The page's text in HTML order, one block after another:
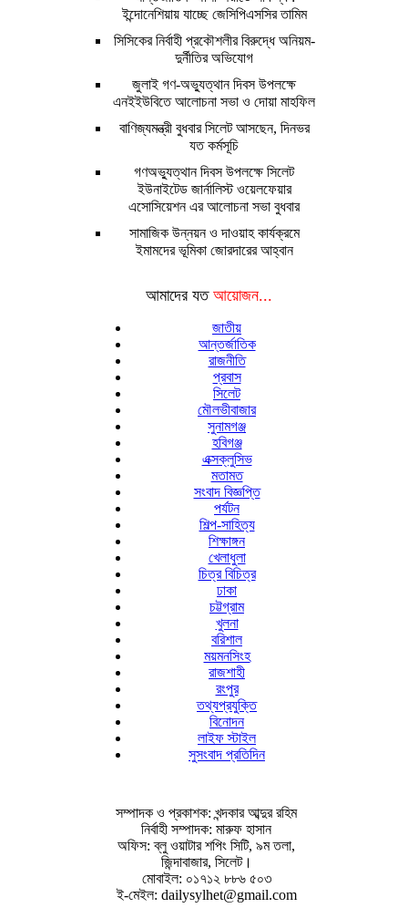
ইন্দোনেশিয়ায় যাচ্ছে জেসিপিএসসির তামিম
সিসিকের নির্বাহী প্রকৌশলীর বিরুদ্ধে অনিয়ম-
দুর্নীতির অভিযোগ
জুলাই গণ-অভ্যুত্থান দিবস উপলক্ষে
এনইইউবিতে আলোচনা সভা ও দোয়া মাহফিল
বাণিজ্যমন্ত্রী বুধবার সিলেট আসছেন, দিনভর
যত কর্মসূচি
গণঅভ্যুত্থান দিবস উপলক্ষে সিলেট
ইউনাইটেড জার্নালিস্ট ওয়েলফেয়ার
এসোসিয়েশন এর আলোচনা সভা বুধবার
সামাজিক উন্নয়ন ও দাওয়াহ কার্যক্রমে
ইমামদের ভূমিকা জোরদারের আহ্বান
আমাদের যত আয়োজন...
জাতীয়
আন্তর্জাতিক
রাজনীতি
প্রবাস
সিলেট
মৌলভীবাজার
সুনামগঞ্জ
হবিগঞ্জ
এক্সক্লুসিভ
মতামত
সংবাদ বিজ্ঞপ্তি
পর্যটন
শিল্প-সাহিত্য
শিক্ষাঙ্গন
খেলাধুলা
চিত্র বিচিত্র
ঢাকা
চট্টগ্রাম
খুলনা
বরিশাল
ময়মনসিংহ
রাজশাহী
রংপুর
তথ্যপ্রযুক্তি
বিনোদন
লাইফ স্টাইল
সুসংবাদ প্রতিদিন
সম্পাদক ও প্রকাশক: খন্দকার আব্দুর রহিম
নির্বাহী সম্পাদক: মারুফ হাসান
অফিস: ব্লু ওয়াটার শপিং সিটি, ৯ম তলা,
জিন্দাবাজার, সিলেট।
মোবাইল: ০১৭১২ ৮৮৬ ৫০৩
ই-মেইল: dailysylhet@gmail.com